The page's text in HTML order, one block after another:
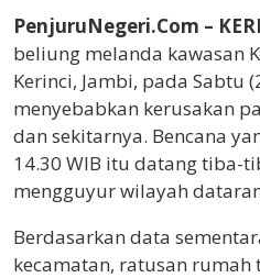
PenjuruNegeri.Com –
beliung melanda kawasan
Kerinci, Jambi, pada Sabtu
menyebabkan kerusakan
dan sekitarnya. Bencana
14.30 WIB itu datang tiba-
mengguyur wilayah
Berdasarkan data
kecamatan, ratusan rumah